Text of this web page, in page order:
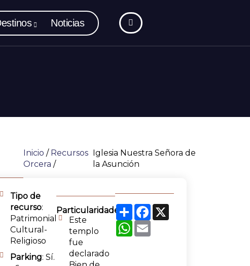
Noticias
Inicio / Recursos
Orcera /
Iglesia Nuestra Señora de
la Asunción
Tipo de
recurso:
Patrimonial
Cultural-
Religioso
Parking: Sí.
Particularidades:
Este
templo
fue
declarado
ShareFacebook
X
WhatsApp
Email